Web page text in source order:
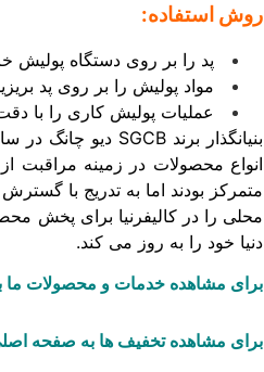
روش استفاده:
پد را بر روی دستگاه پولیش
مواد پولیش را بر روی پد
عملیات پولیش کاری را با
محلی را در کالیفرنیا برای پخش
دنیا خود را به روز می کند.
برای مشاهده خدمات و محصولات ما
برای مشاهده تخفیف ها به صفحه